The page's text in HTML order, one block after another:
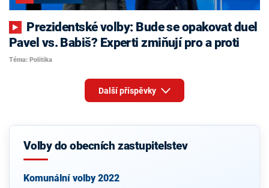
Pavel vs. Babiš? Experti zmiňují pro a proti
Téma: Politika
Další příspěvky
Volby do obecních zastupitelstev
Komunální volby 2022